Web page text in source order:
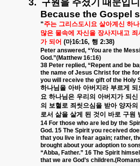
3. 구원을 주셨기 때문입
Because the Gospel
“주는 그리스도시요 살아계신 하
많은 물속에 자신을 장사지내고 죄
가 되어 (마16:16, 행 2:38)
Peter answered, “You are the
God.”(Matthew 16:16)
38 Peter replied, “Repent and be
the name of Jesus Christ for the
you will receive the gift of the Holy
하나님을 아바 아버지라 부르게 되
요 하나님은 우리의 아버지가 되신
의 보혈로 죄씻으심을 받아 양자의
로서 삶을 살게 된 것이 바로 구원
14 For those who are led by the
God. 15 The Spirit you received
that you live in fear again; rather,
brought about your adoption to
“Abba, Father.” 16 The Spirit
that we are God’s